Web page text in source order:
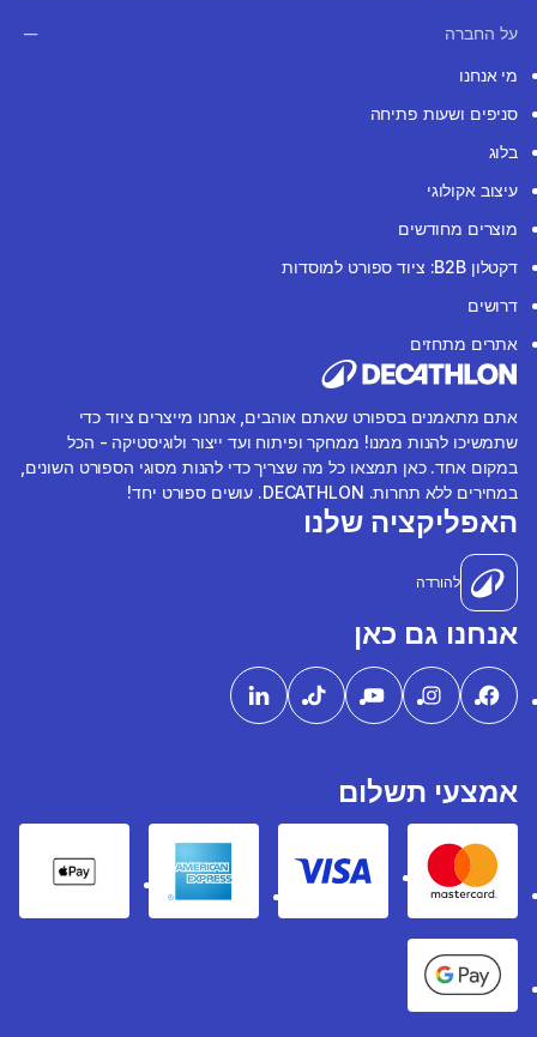
על החברה
מי אנחנו
סניפים ושעות פתיחה
בלוג
עיצוב אקולוגי
מוצרים מחודשים
דקטלון B2B: ציוד ספורט למוסדות
דרושים
אתרים מתחזים
אתם מתאמנים בספורט שאתם אוהבים, אנחנו מייצרים ציוד כדי
שתמשיכו להנות ממנו! ממחקר ופיתוח ועד ייצור ולוגיסטיקה - הכל
במקום אחד. כאן תמצאו כל מה שצריך כדי להנות מסוגי הספורט השונים,
במחירים ללא תחרות. DECATHLON. עושים ספורט יחד!
האפליקציה שלנו
להורדה
אנחנו גם כאן
אמצעי תשלום
Mastercard
Visa
American express
Pay
Google Pay